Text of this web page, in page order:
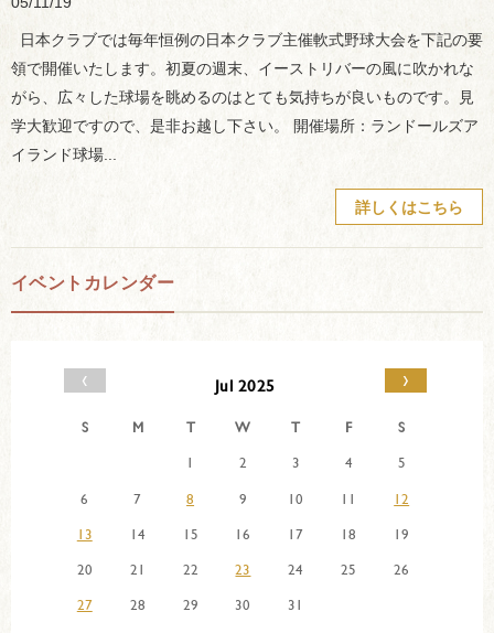
日本クラブでは毎年恒例の日本クラブ主催軟式野球大会を下記の要
領で開催いたします。初夏の週末、イーストリバーの風に吹かれな
がら、広々した球場を眺めるのはとても気持ちが良いものです。見
学大歓迎ですので、是非お越し下さい。 開催場所：ランドールズア
イランド球場...
詳しくはこちら
イベントカレンダー
‹ Jul 2025 ›
S M T W T F
S
1
2 3 4
5
6
7 8 9 10 11
12
13
14 15 16 17 18
19
20
21 22 23 24 25
26
27
28 29 30 31